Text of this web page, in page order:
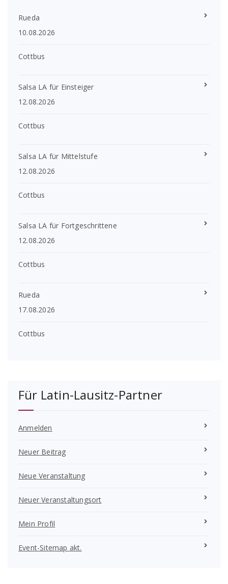
Rueda
10.08.2026
Cottbus
Salsa LA für Einsteiger
12.08.2026
Cottbus
Salsa LA für Mittelstufe
12.08.2026
Cottbus
Salsa LA für Fortgeschrittene
12.08.2026
Cottbus
Rueda
17.08.2026
Cottbus
Für Latin-Lausitz-Partner
Anmelden
Neuer Beitrag
Neue Veranstaltung
Neuer Veranstaltungsort
Mein Profil
Event-Sitemap akt.